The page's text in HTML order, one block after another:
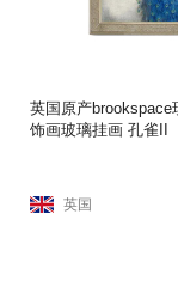
英国原产brookspace
饰画玻璃挂画 孔雀II
英国